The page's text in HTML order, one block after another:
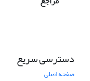
دسترسی سریع
صفحه اصلی